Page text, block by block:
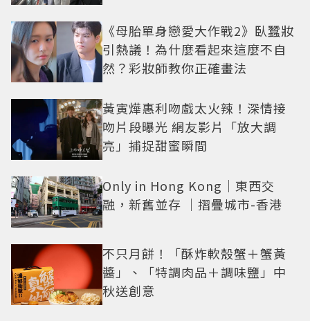
《母胎單身戀愛大作戰2》臥蠶妝
引熱議！為什麼看起來這麼不自
然？彩妝師教你正確畫法
黃寅燁惠利吻戲太火辣！深情接
吻片段曝光 網友影片「放大調
亮」捕捉甜蜜瞬間
Only in Hong Kong｜東西交
融，新舊並存 ｜摺疊城市-香港
不只月餅！「酥炸軟殼蟹＋蟹黃
醬」、「特調肉品＋調味鹽」中
秋送創意